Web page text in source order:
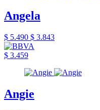
Angela
$ 5.490 $ 3.843
$ 3.459
Angie